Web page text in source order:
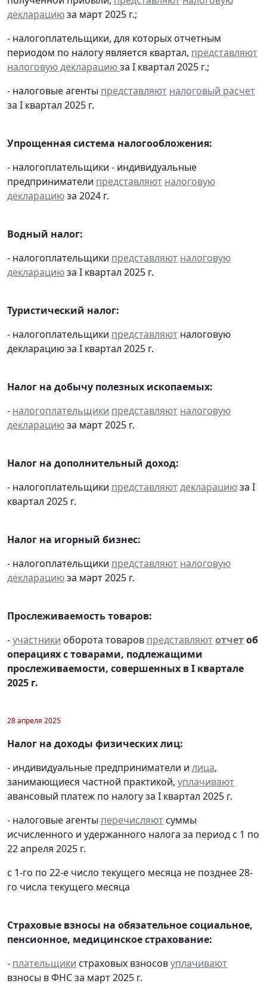
декларациюза март 2025 г.;
- налогоплательщики, для которых отчетным
периодом по налогу является квартал, представляют
налоговую декларациюза I квартал 2025 г.;
- налоговые агенты представляют налоговый расчет
за I квартал 2025 г.
Упрощенная система налогообложения:
- налогоплательщики - индивидуальные
предприниматели представляют налоговую
декларациюза 2024 г.
Водный налог:
- налогоплательщики представляют налоговую
декларациюза I квартал 2025 г.
Туристический налог:
- налогоплательщики представляют налоговую
декларацию за I квартал 2025 г.
Налог на добычу полезных ископаемых:
- налогоплательщики представляют налоговую
декларациюза март 2025 г.
Налог на дополнительный доход:
- налогоплательщики представляютдекларациюза I
квартал 2025 г.
Налог на игорный бизнес:
- налогоплательщики представляют налоговую
декларациюза март 2025 г.
Прослеживаемость товаров:
-участники оборота товаров представляютотчетоб
операциях с товарами, подлежащими
прослеживаемости, совершенных в I квартале
2025 г.
28 апреля 2025
Налог на доходы физических лиц:
- индивидуальные предприниматели и лица,
занимающиеся частной практикой, уплачивают
авансовый платеж по налогу за I квартал 2025 г.
- налоговые агенты перечисляют суммы
исчисленного и удержанного налога за период с 1 по
22 апреля 2025 г.
с 1-го по 22-е число текущего месяца не позднее 28-
го числа текущего месяца
Страховые взносы на обязательное социальное,
пенсионное, медицинское страхование:
- плательщики страховых взносовуплачивают
взносы в ФНС за март 2025 г.